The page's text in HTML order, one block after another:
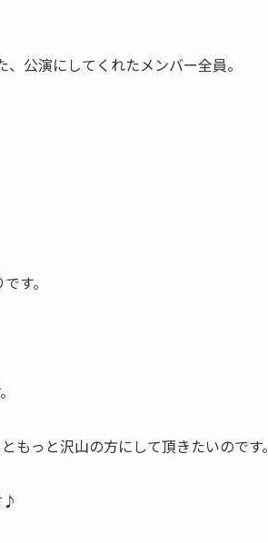
公演にしてくれたメンバー全員。
す。
もっと沢山の方にして頂きたいのです。
♪